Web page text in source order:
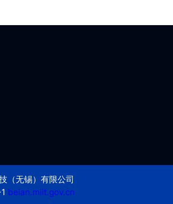
（无锡）有限公司
beian.miit.gov.cn